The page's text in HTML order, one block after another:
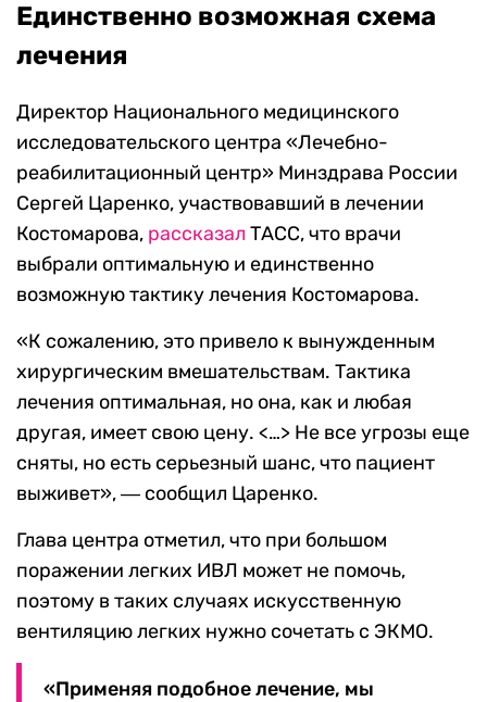
Единственно возможная схема
лечения
Директор Национального медицинского
исследовательского центра «Лечебно-
реабилитационный центр» Минздрава России
Сергей Царенко, участвовавший в лечении
Костомарова, рассказал ТАСС, что врачи
выбрали оптимальную и единственно
возможную тактику лечения Костомарова.
«К сожалению, это привело к вынужденным
хирургическим вмешательствам. Тактика
лечения оптимальная, но она, как и любая
другая, имеет свою цену. <…> Не все угрозы еще
сняты, но есть серьезный шанс, что пациент
выживет», ― сообщил Царенко.
Глава центра отметил, что при большом
поражении легких ИВЛ может не помочь,
поэтому в таких случаях искусственную
вентиляцию легких нужно сочетать с ЭКМО.
«Применяя подобное лечение, мы